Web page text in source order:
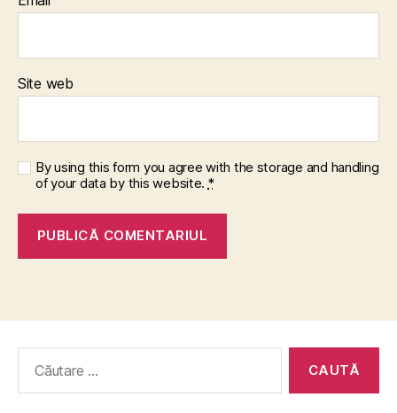
Site web
By using this form you agree with the storage and handling
of your data by this website. *
după: